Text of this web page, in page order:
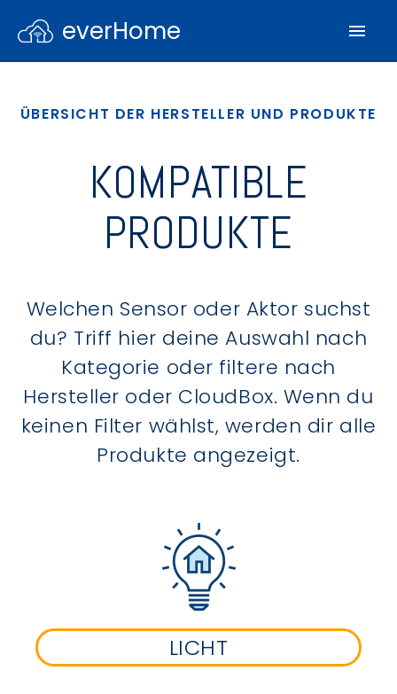
everHome
ÜBERSICHT DER HERSTELLER UND PRODUKTE
KOMPATIBLE
PRODUKTE
Welchen Sensor oder Aktor suchst
du? Triff hier deine Auswahl nach
Kategorie oder filtere nach
Hersteller oder CloudBox. Wenn du
keinen Filter wählst, werden dir alle
Produkte angezeigt.
LICHT